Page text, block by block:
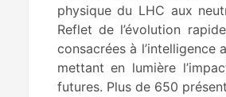
physique du LHC aux
Reflet de l’évolution
consacrées à
mettant en lumière
futures. Plus de 650